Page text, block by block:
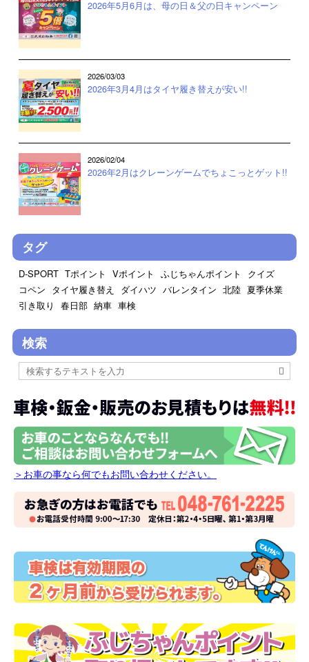
2026年5月6月は、母の日＆父の日キャンペーン
2026/03/03
2026年3月4月はタイヤ履き替えが安い!!
2026/02/04
2026年2月はクレーンゲームでちょこっとゲット!!
タグ
D-SPORT Tポイント Vポイント ふじちゃんポイント
クイズ
コペン タイヤ履き替え ダイハツ バレンタイン 北陸 夏季休業
引き取り
春日部 納車 車検
検索
＞お車の事なら何でもお問い合わせください。